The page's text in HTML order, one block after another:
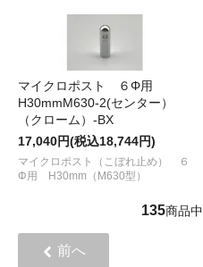
マイクロポスト ６Φ用
H30mmM630-2(センター）
（クローム）-BX
17,040円(税込18,744円)
マイクロポスト（こぼれ止め） ６
Φ用 H30mm（M630型）
135商品中
前へ